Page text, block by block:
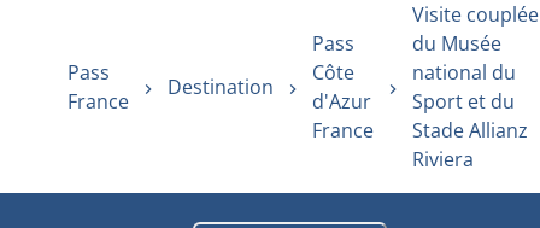
Pass
France
Destination
Pass
Côte
d'Azur
France
Visite couplée
du Musée
national du
Sport et du
Stade Allianz
Riviera